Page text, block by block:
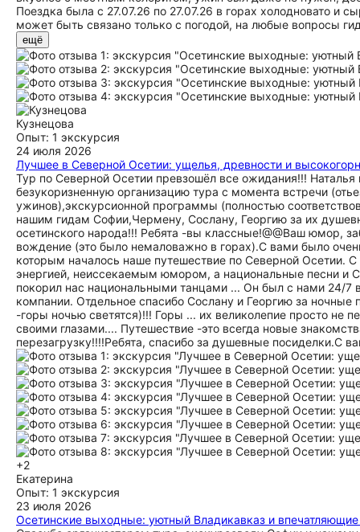
Поездка была с 27.07.26 по 27.07.26 в горах холодновато и
может быть связано только с погодой, на любые вопросы
ещё
Кузнецова
Опыт: 1 экскурсия
24 июля 2026
Лучшее в Северной Осетии: ущелья, древности и
Тур по Северной Осетии превзошёл все ожидания!!!
безукоризненную организацию тура с момента встречи
ужинов),экскурсионной программы (полностью
нашим гидам Софии,Чермену, Сослану, Георгию за их
осетинского народа!!! Ребята -вы классные!@@Ваш юмор,
вождение (это было немаловажно в горах).С вами было
которым началось наше путешествие по Северной Осетии.
энергией, неиссекаемым юмором, а национальные песни и
покорил нас национальными танцами ... Он был с нами 24/7
компании. Отдельное спасибо Сослану и Георгию за
-горы ночью светятся)!!! Горы ... их великолепие просто не
своими глазами.... Путешествие -это всегда новые
перезагрузку!!!!Ребята, спасибо за душевные посиделки.С
+2
Екатерина
Опыт: 1 экскурсия
23 июля 2026
Осетинские выходные: уютный Владикавказ и